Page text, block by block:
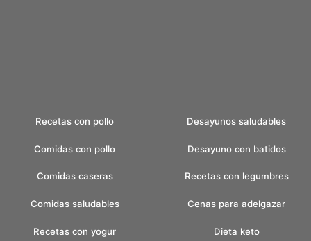
Recetas con pollo
Comidas con pollo
Comidas caseras
Comidas saludables
Recetas con yogur
Desayunos saludables
Desayuno con batidos
Recetas con legumbres
Cenas para adelgazar
Dieta keto